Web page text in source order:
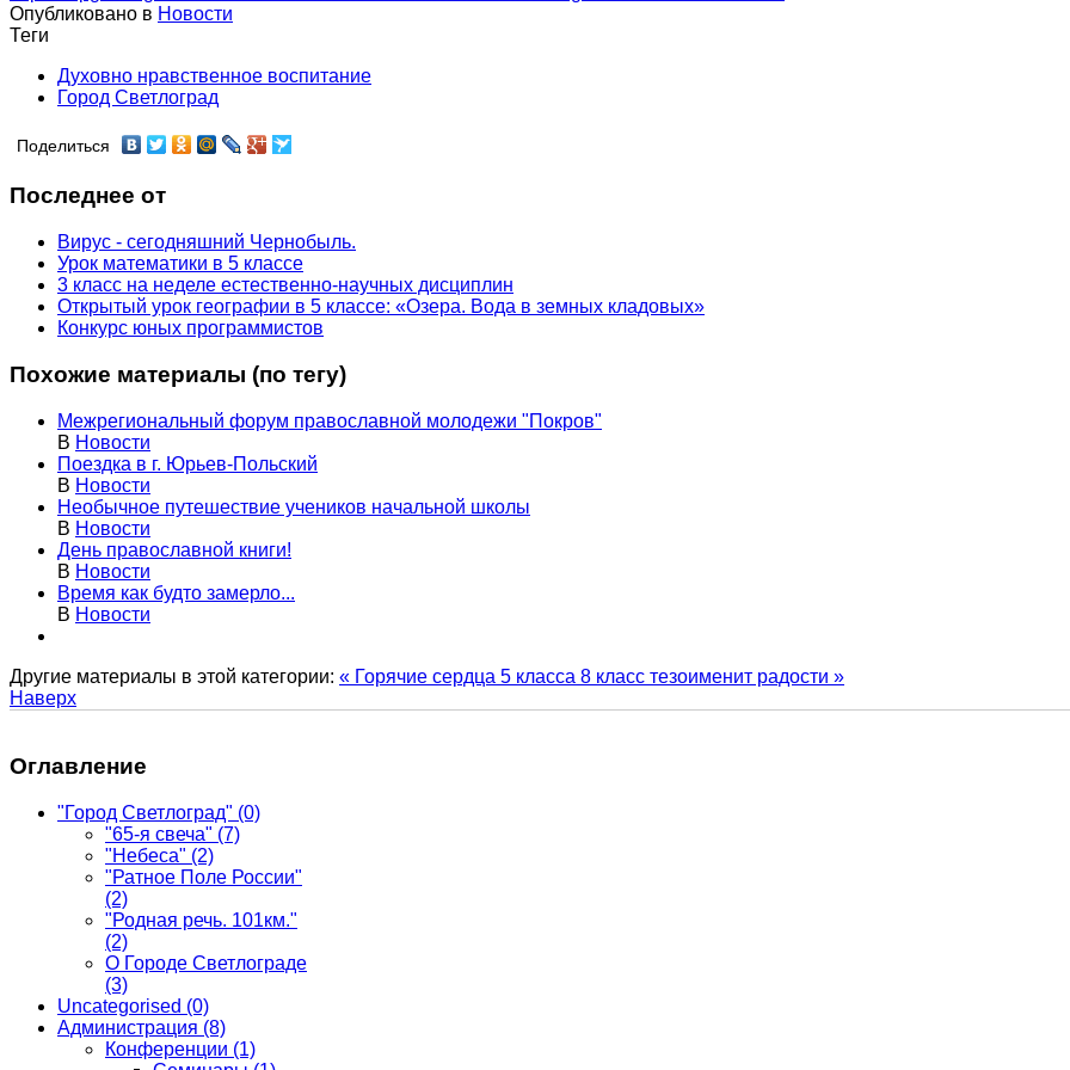
Опубликовано в Новости
Теги
Духовно нравственное воспитание
Город Светлоград
Поделиться
Последнее от
Вирус - сегодняшний Чернобыль.
Урок математики в 5 классе
3 класс на неделе естественно-научных дисциплин
Открытый урок географии в 5 классе: «Озера. Вода в земных кладовых»
Конкурс юных программистов
Похожие материалы (по тегу)
Межрегиональный форум православной молодежи "Покров"
В Новости
Поездка в г. Юрьев-Польский
В Новости
Необычное путешествие учеников начальной школы
В Новости
День православной книги!
В Новости
Время как будто замерло...
В Новости
Другие материалы в этой категории: « Горячие сердца 5 класса 8 класс тезоименит радости »
Наверх
Оглавление
"Город Светлоград" (0)
"65-я свеча" (7)
"Небеса" (2)
"Ратное Поле России"
(2)
"Родная речь. 101км."
(2)
О Городе Светлограде
(3)
Uncategorised (0)
Администрация (8)
Конференции (1)